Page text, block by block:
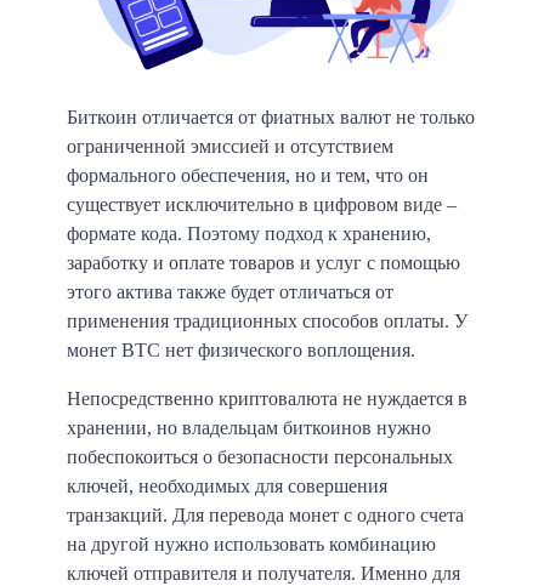
Биткоин отличается от фиатных валют не только
ограниченной эмиссией и отсутствием
формального обеспечения, но и тем, что он
существует исключительно в цифровом виде –
формате кода. Поэтому подход к хранению,
заработку и оплате товаров и услуг с помощью
этого актива также будет отличаться от
применения традиционных способов оплаты. У
монет BTC нет физического воплощения.
Непосредственно криптовалюта не нуждается в
хранении, но владельцам биткоинов нужно
побеспокоиться о безопасности персональных
ключей, необходимых для совершения
транзакций. Для перевода монет с одного счета
на другой нужно использовать комбинацию
ключей отправителя и получателя. Именно для